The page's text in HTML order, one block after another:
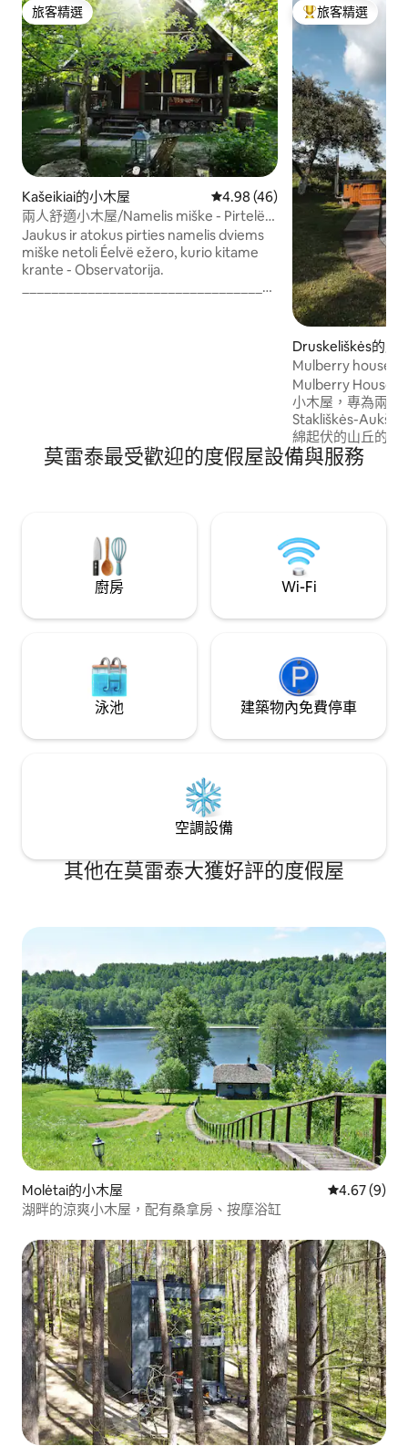
旅客精選
旅客精選
Kašeikiai的小木屋 從 46 則評價中獲得 4.98 的平均
4.98 (46)
兩人舒適小木屋/Namelis miške - Pirtelë
Dviem
Jaukus ir atokus pirties namelis dviems
miške netoli Éelvë ežero, kurio kitame
krante - Observatorija.
______________________________________
旅客精選榜首
旅客精選
Druskeliškės的房
Mulberry house
Mulberry House
小木屋，專為兩人
Stakliškės-
綿起伏的山丘的寧靜果園。
間臥室、一間帶淋
地暖、Wi-Fi和一
時相伴。
莫雷泰最受歡迎的度假屋設備與服務
廚房 Wi-Fi
泳池 建築物內免費停車
空調設備
其他在莫雷泰大獲好評的度假屋
Molėtai的小木屋 從 9 則評價
4.67 (9)
湖畔的涼爽小木屋，配有桑拿房、按摩浴缸